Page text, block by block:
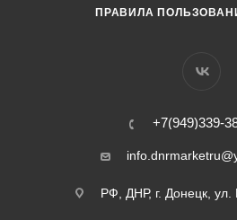
ПРАВИЛА
+7(949)339-
РФ, ДНР, г. Донецк,